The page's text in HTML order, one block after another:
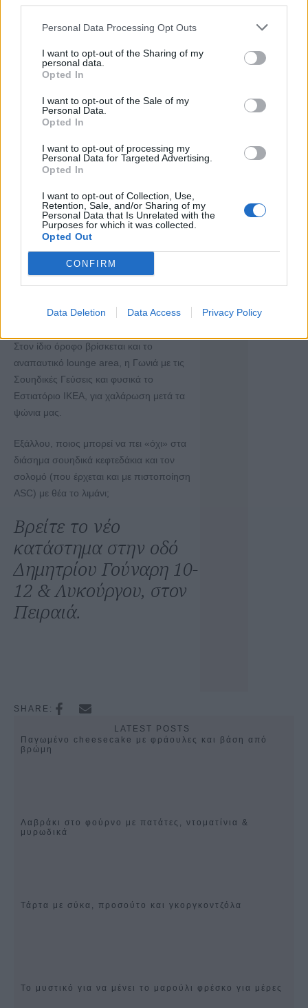
Personal Data Processing Opt Outs
I want to opt-out of the Sharing of my
personal data.
Opted In
I want to opt-out of the Sale of my
Personal Data.
Opted In
I want to opt-out of processing my
Personal Data for Targeted Advertising.
Opted In
I want to opt-out of Collection, Use,
Retention, Sale, and/or Sharing of my
Personal Data that Is Unrelated with the
Purposes for which it was collected.
Opted Out
CONFIRM
Data Deletion Data Access Privacy Policy
SHARE:
LATEST POSTS
Παγωμένο cheesecake με φράουλες και βάση από
βρώμη
Λαβράκι στο φούρνο με πατάτες, ντοματίνια &
μυρωδικά
Τάρτα με σύκα, προσούτο και γκοργκοντζόλα
Το μυστικό για να μένει το μαρούλι φρέσκο για μέρες
συναντήσουμε τον
Εκθεσιακό Χώρο, που
αποτελεί εδώ και
χρόνια ο χώρος
έμπνευσης για το σπίτι
μας και όχι μόνο.
Στον δεύτερο όροφο, φιλοξενείται το
Κέντρο Σχεδιασμού κουζίνας και
ντουλάπας. Ένα πρωτοποριακό τμήμα
βρίσκονται καθημερινά εκεί, στη διάθεση
αλλά και ντουλάπες παρέχοντας
Στον ίδιο όροφο βρίσκεται και το
αναπαυτικό lounge area, η Γωνιά με τις
Σουηδικές Γεύσεις και φυσικά το
Εστιατόριο ΙΚΕΑ, για χαλάρωση μετά τα
ψώνια μας.
Εξάλλου, ποιος μπορεί να πει «όχι» στα
διάσημα σουηδικά κεφτεδάκια και τον
σολομό (που έρχεται και με πιστοποίηση
ΑSC) με θέα το λιμάνι;
Βρείτε το νέο
κατάστημα στην οδό
Δημητρίου Γούναρη 10-
12 & Λυκούργου, στον
Πειραιά.